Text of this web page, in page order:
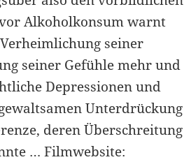
Alkoholkonsum warnt
seiner
seiner Gefühle mehr und
Depressionen und
Unterdrückung
deren Überschreitung
… Filmwebsite: